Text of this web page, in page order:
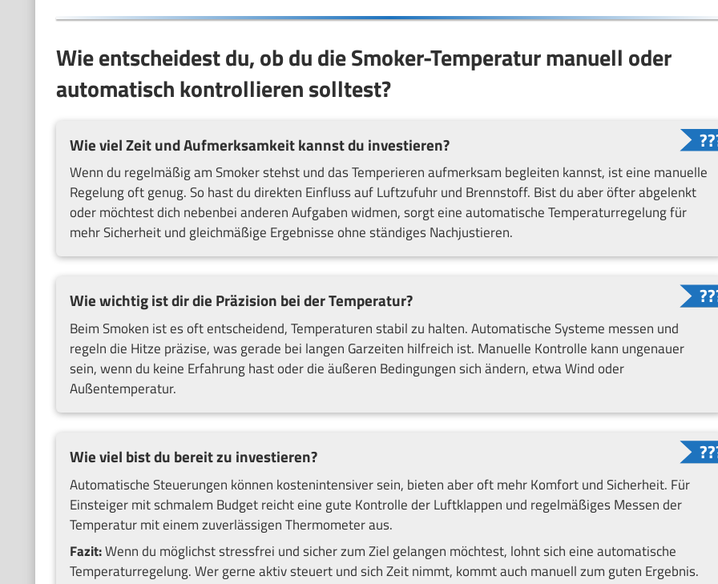
Wie entscheidest du, ob du die Smoker-Temperatur manuell oder
automatisch kontrollieren solltest?
Wie viel Zeit und Aufmerksamkeit kannst du investieren?
Wenn du regelmäßig am Smoker stehst und das Temperieren aufmerksam begleiten kannst, ist eine manuelle
Regelung oft genug. So hast du direkten Einfluss auf Luftzufuhr und Brennstoff. Bist du aber öfter abgelenkt
oder möchtest dich nebenbei anderen Aufgaben widmen, sorgt eine automatische Temperaturregelung für
mehr Sicherheit und gleichmäßige Ergebnisse ohne ständiges Nachjustieren.
Wie wichtig ist dir die Präzision bei der Temperatur?
Beim Smoken ist es oft entscheidend, Temperaturen stabil zu halten. Automatische Systeme messen und
regeln die Hitze präzise, was gerade bei langen Garzeiten hilfreich ist. Manuelle Kontrolle kann ungenauer
sein, wenn du keine Erfahrung hast oder die äußeren Bedingungen sich ändern, etwa Wind oder
Außentemperatur.
Wie viel bist du bereit zu investieren?
Automatische Steuerungen können kostenintensiver sein, bieten aber oft mehr Komfort und Sicherheit. Für
Einsteiger mit schmalem Budget reicht eine gute Kontrolle der Luftklappen und regelmäßiges Messen der
Temperatur mit einem zuverlässigen Thermometer aus.
Fazit:Wenn du möglichst stressfrei und sicher zum Ziel gelangen möchtest, lohnt sich eine automatische
Temperaturregelung. Wer gerne aktiv steuert und sich Zeit nimmt, kommt auch manuell zum guten Ergebnis.